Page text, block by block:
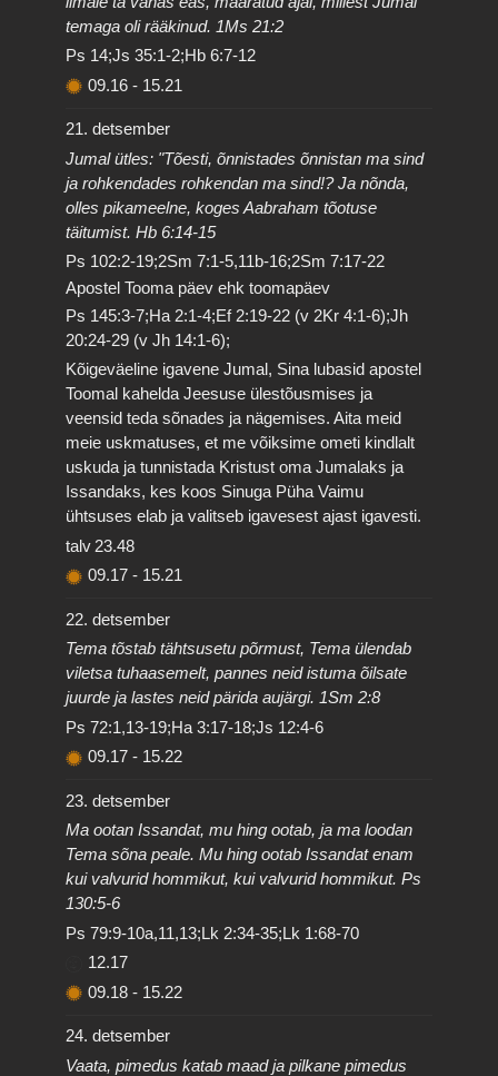
temaga oli rääkinud. 1Ms 21:2
Ps 14;Js 35:1-2;Hb 6:7-12
09.16 - 15.21
21. detsember
Jumal ütles: "Tõesti, õnnistades õnnistan ma sind
ja rohkendades rohkendan ma sind!? Ja nõnda,
olles pikameelne, koges Aabraham tõotuse
täitumist. Hb 6:14-15
Ps 102:2-19;2Sm 7:1-5,11b-16;2Sm 7:17-22
Apostel Tooma päev ehk toomapäev
Ps 145:3-7;Ha 2:1-4;Ef 2:19-22 (v 2Kr 4:1-6);Jh
20:24-29 (v Jh 14:1-6);
Kõigeväeline igavene Jumal, Sina lubasid apostel
Toomal kahelda Jeesuse ülestõusmises ja
veensid teda sõnades ja nägemises. Aita meid
meie uskmatuses, et me võiksime ometi kindlalt
uskuda ja tunnistada Kristust oma Jumalaks ja
Issandaks, kes koos Sinuga Püha Vaimu
ühtsuses elab ja valitseb igavesest ajast igavesti.
talv 23.48
09.17 - 15.21
22. detsember
Tema tõstab tähtsusetu põrmust, Tema ülendab
viletsa tuhaasemelt, pannes neid istuma õilsate
juurde ja lastes neid pärida aujärgi. 1Sm 2:8
Ps 72:1,13-19;Ha 3:17-18;Js 12:4-6
09.17 - 15.22
23. detsember
Ma ootan Issandat, mu hing ootab, ja ma loodan
Tema sõna peale. Mu hing ootab Issandat enam
kui valvurid hommikut, kui valvurid hommikut. Ps
130:5-6
Ps 79:9-10a,11,13;Lk 2:34-35;Lk 1:68-70
12.17
09.18 - 15.22
24. detsember
Vaata, pimedus katab maad ja pilkane pimedus